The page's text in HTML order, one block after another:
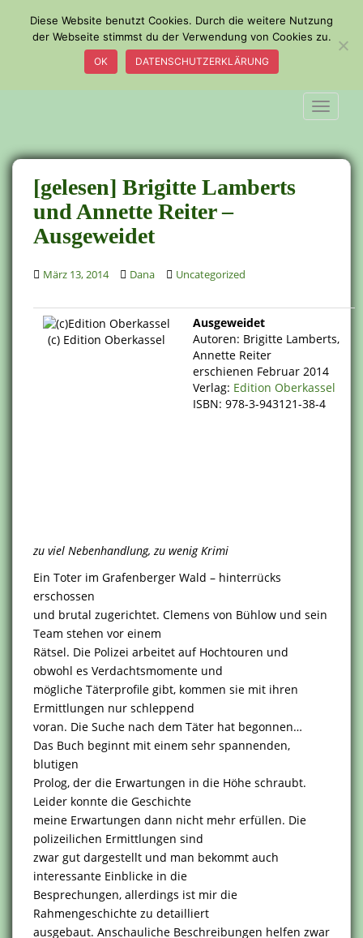
[gelesen] Brigitte Lamberts
und Annette Reiter –
Ausgeweidet
März 13, 2014 Dana Uncategorized
(c) Edition Oberkassel
Ausgeweidet
Autoren: Brigitte Lamberts,
Annette Reiter
erschienen Februar 2014
Verlag: Edition Oberkassel
ISBN: 978-3-943121-38-4
zu viel Nebenhandlung, zu wenig Krimi
Ein Toter im Grafenberger Wald – hinterrücks
erschossen
und brutal zugerichtet. Clemens von Bühlow und sein
Team stehen vor einem
Rätsel. Die Polizei arbeitet auf Hochtouren und
obwohl es Verdachtsmomente und
mögliche Täterprofile gibt, kommen sie mit ihren
Ermittlungen nur schleppend
voran. Die Suche nach dem Täter hat begonnen…
Das Buch beginnt mit einem sehr spannenden,
blutigen
Prolog, der die Erwartungen in die Höhe schraubt.
Leider konnte die Geschichte
meine Erwartungen dann nicht mehr erfüllen. Die
polizeilichen Ermittlungen sind
zwar gut dargestellt und man bekommt auch
interessante Einblicke in die
Besprechungen, allerdings ist mir die
Rahmengeschichte zu detailliert
ausgebaut. Anschauliche Beschreibungen helfen zwar
Diese Website benutzt Cookies. Durch die weitere Nutzung
der Webseite stimmst du der Verwendung von Cookies zu.
OK DATENSCHUTZERKLÄRUNG